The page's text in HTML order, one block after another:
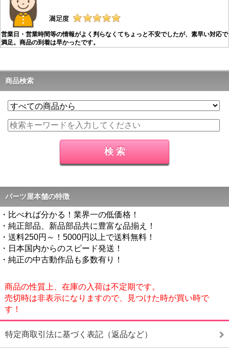
営業日・営業時間等の情報がよく判らなくてちょっと不安でしたが、素早い対応で
満足。商品の到着は早かったです。
商品検索
パーツ屋本舗の特徴
・比べれば分かる！業界一の低価格！
・純正部品、新品部品共に豊富な品揃え！
・送料250円～！5000円以上で送料無料！
・日本国内からのスピード発送！
・純正の中古動作品も多数有り！
商品の性質上、在庫の入荷は不定期です。
売切時は非表示になりますので、見つけた時が買い時で
す！
特定商取引法に基づく表記（返品など）